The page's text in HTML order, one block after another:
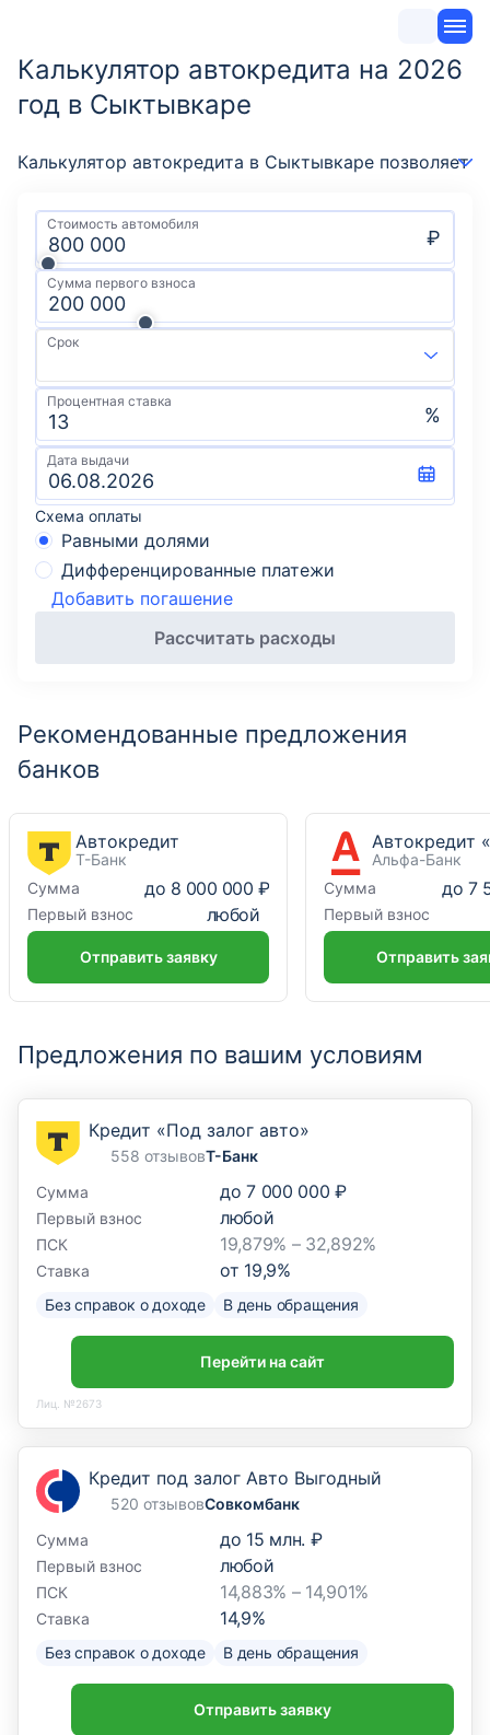
Калькулятор автокредита на 2026
год в Сыктывкаре
Калькулятор автокредита в Сыктывкаре
Стоимость автомобиля
₽
Сумма первого взноса
Срок
Процентная ставка
%
Дата выдачи
Схема оплаты
Равными долями
Дифференцированные платежи
Добавить погашение
Рассчитать расходы
Рекомендованные предложения
банков
Автокредит
Т-Банк
Сумма
до 8 000 000 ₽
Первый взнос любой
Отправить заявку
Альфа-Банк
Сумма
до 7
Первый взнос
Отправить
Предложения по вашим условиям
Кредит «Под залог авто»
558 отзывовТ-Банк
Сумма
до 7 000 000 ₽
Первый взнос любой
ПСК 19,879% – 32,892%
Ставка от 19,9%
Без справок о доходе В день обращения
Перейти на сайт
Лиц. №2673
Кредит под залог Авто Выгодный
520 отзывовСовкомбанк
Сумма
до 15 млн. ₽
Первый взнос любой
ПСК 14,883% – 14,901%
Ставка 14,9%
Без справок о доходе В день обращения
Отправить заявку